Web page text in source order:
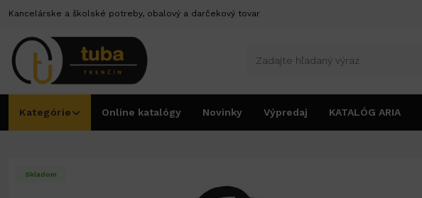
Kancelárske a školské potreby, obalový a darčekový tovar
Kategórie Online katalógy Novinky Výpredaj KATALÓG ARIA
Tašky EKO Taška Greenbag - MOTÝĽ
Skladom